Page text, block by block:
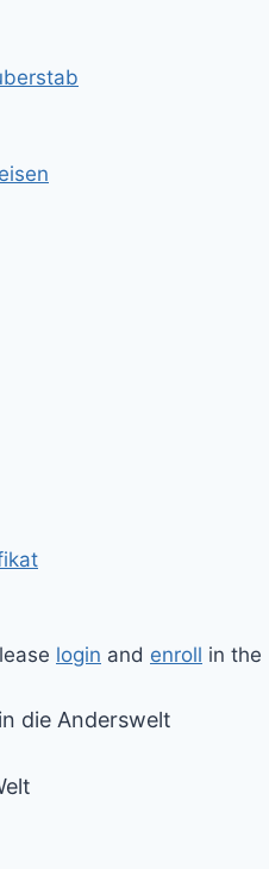
login and enroll in the
die Anderswelt